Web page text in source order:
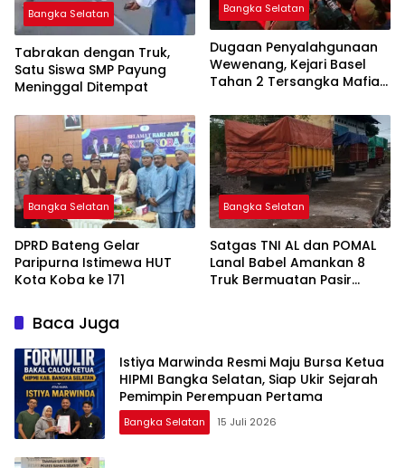
Bangka Selatan
Tabrakan dengan Truk,
Satu Siswa SMP Payung
Meninggal Ditempat
Bangka Selatan
Dugaan Penyalahgunaan
Wewenang, Kejari Basel
Tahan 2 Tersangka Mafia
Bangka Selatan
DPRD Bateng Gelar
Paripurna Istimewa HUT
Kota Koba ke 171
Bangka Selatan
Satgas TNI AL dan POMAL
Lanal Babel Amankan 8
Truk Bermuatan Pasir
Baca Juga
Istiya Marwinda Resmi Maju Bursa Ketua
HIPMI Bangka Selatan, Siap Ukir Sejarah
Pemimpin Perempuan Pertama
Bangka Selatan 15 Juli 2026